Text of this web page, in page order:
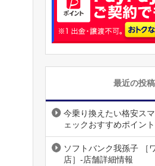
最近の投稿
今乗り換えたい格安ス
ェックおすすめポイン
ソフトバンク我孫子 ［
店］-店舗詳細情報